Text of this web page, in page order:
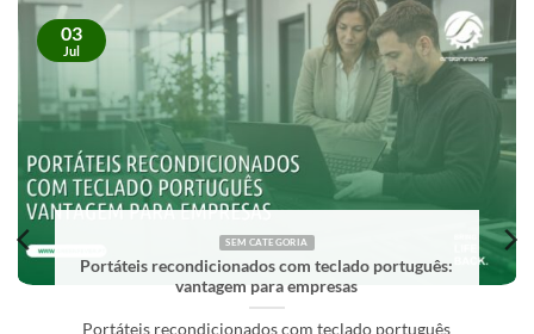
recorrer. Recomendo vivamente!
SEM CATEGORIA
Portáteis recondicionados com teclado português:
vantagem para empresas
Portáteis recondicionados com teclado português
03
Jul